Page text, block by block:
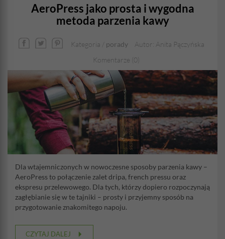
AeroPress jako prosta i wygodna
metoda parzenia kawy
Kategoria / porady
Autor: Anita Pączyńska
Komentarze (0)
Dla wtajemniczonych w nowoczesne sposoby parzenia kawy –
AeroPress to połączenie zalet dripa, french pressu oraz
ekspresu przelewowego. Dla tych, którzy dopiero rozpoczynają
zagłębianie się w te tajniki – prosty i przyjemny sposób na
przygotowanie znakomitego napoju.
CZYTAJ DALEJ